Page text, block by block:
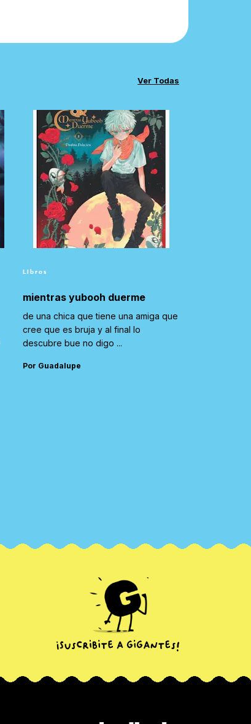
Ver Todas
Libros
mientras yubooh duerme
de una chica que tiene una amiga que
cree que es bruja y al final lo
descubre bue no digo ...
Por Guadalupe